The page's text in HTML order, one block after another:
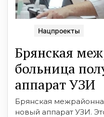
Нацпроекты
Брянская
больница
аппарат УЗИ
Брянская
новый аппарат УЗИ.